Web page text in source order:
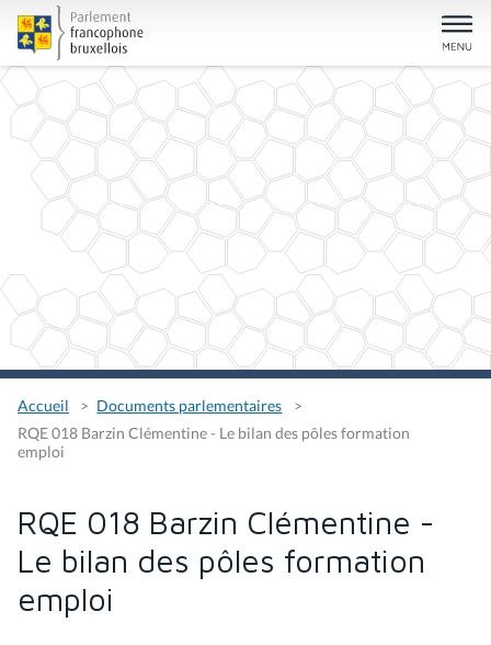
Accueil
Documents parlementaires
RQE 018 Barzin Clémentine - Le bilan des pôles formation
emploi
RQE 018 Barzin Clémentine -
Le bilan des pôles formation
emploi